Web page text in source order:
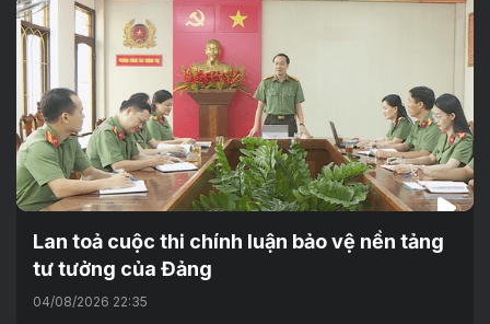
Lan toả cuộc thi chính luận bảo vệ nền tảng
tư tưởng của Đảng
04/08/2026 22:35